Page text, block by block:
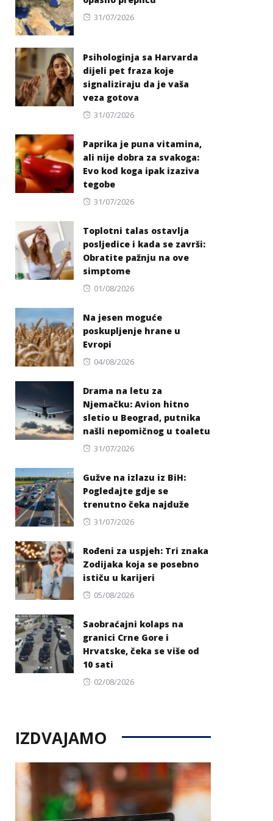
Posted
31/07/2026
Psihologinja sa Harvarda
dijeli pet fraza koje
signaliziraju da je vaša
veza gotova
Posted
31/07/2026
Paprika je puna vitamina,
ali nije dobra za svakoga:
Evo kod koga ipak izaziva
tegobe
Posted
31/07/2026
Toplotni talas ostavlja
posljedice i kada se završi:
Obratite pažnju na ove
simptome
Posted
01/08/2026
Na jesen moguće
poskupljenje hrane u
Evropi
Posted
04/08/2026
Drama na letu za
Njemačku: Avion hitno
sletio u Beograd, putnika
našli nepomičnog u toaletu
Posted
31/07/2026
Gužve na izlazu iz BiH:
Pogledajte gdje se
trenutno čeka najduže
Posted
31/07/2026
Rođeni za uspjeh: Tri znaka
Zodijaka koja se posebno
ističu u karijeri
Posted
05/08/2026
Saobraćajni kolaps na
granici Crne Gore i
Hrvatske, čeka se više od
10 sati
Posted
02/08/2026
IZDVAJAMO